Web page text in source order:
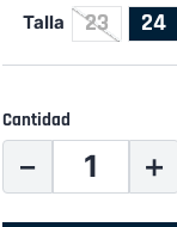
Talla 23 24
Cantidad
＋
－